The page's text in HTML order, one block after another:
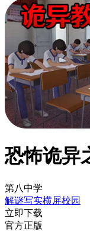
恐怖诡异
第八中学
解谜写实横屏校园
立即下载
官方正版